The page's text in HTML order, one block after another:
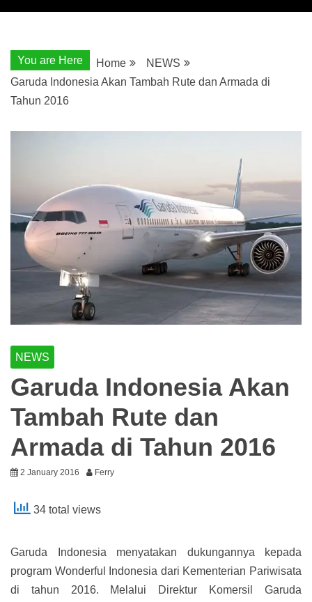
You are Here Home
NEWS
Garuda Indonesia Akan Tambah Rute dan Armada di
Tahun 2016
NEWS
Garuda Indonesia Akan
Tambah Rute dan
Armada di Tahun 2016
2 January 2016 Ferry
34 total views
Garuda Indonesia menyatakan dukungannya kepada
program Wonderful Indonesia dari Kementerian Pariwisata
di tahun 2016. Melalui Direktur Komersil Garuda